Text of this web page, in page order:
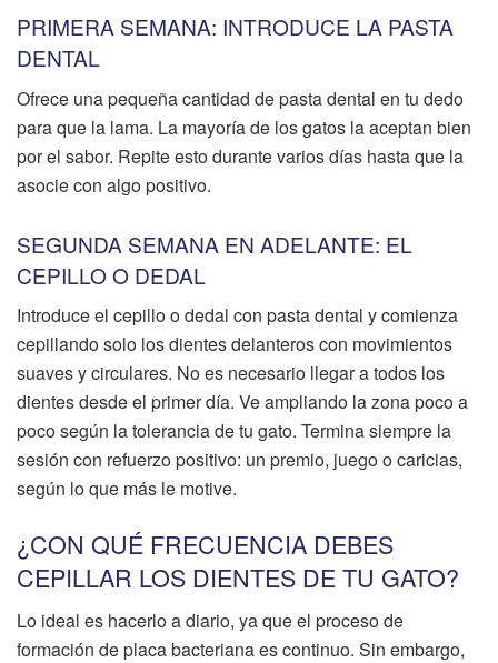
PRIMERA SEMANA: INTRODUCE LA PASTA
DENTAL
Ofrece una pequeña cantidad de pasta dental en tu dedo
para que la lama. La mayoría de los gatos la aceptan bien
por el sabor. Repite esto durante varios días hasta que la
asocie con algo positivo.
SEGUNDA SEMANA EN ADELANTE: EL
CEPILLO O DEDAL
Introduce el cepillo o dedal con pasta dental y comienza
cepillando solo los dientes delanteros con movimientos
suaves y circulares. No es necesario llegar a todos los
dientes desde el primer día. Ve ampliando la zona poco a
poco según la tolerancia de tu gato. Termina siempre la
sesión con refuerzo positivo: un premio, juego o caricias,
según lo que más le motive.
¿CON QUÉ FRECUENCIA DEBES
CEPILLAR LOS DIENTES DE TU GATO?
Lo ideal es hacerlo a diario, ya que el proceso de
formación de placa bacteriana es continuo. Sin embargo,